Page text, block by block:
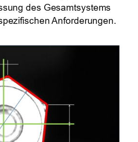
des Gesamtsystems
Anforderungen.